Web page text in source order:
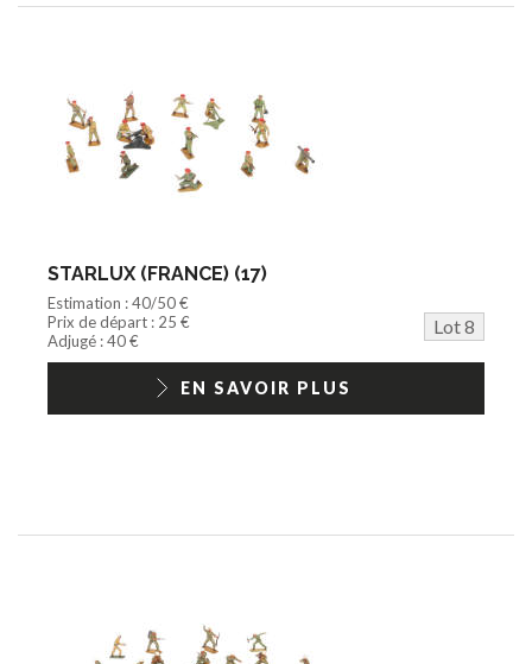
STARLUX (FRANCE) (17)
Estimation : 40/50 €
Prix de départ : 25 €
Lot 8
Adjugé : 40 €
EN SAVOIR PLUS